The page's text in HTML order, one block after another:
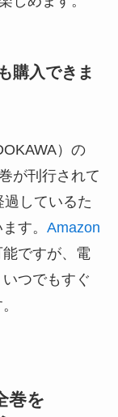
購入できま
）の
が刊行されて
しているた
す。 Amazon
能ですが、電
つでもすぐ
巻を